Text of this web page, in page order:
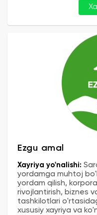
Ezgu amal
Xayriya yo'nalishi:
yordamga muhtoj
yordam qilish,
rivojlantirish, biznes
tashkilotlari
xususiy xayriya va